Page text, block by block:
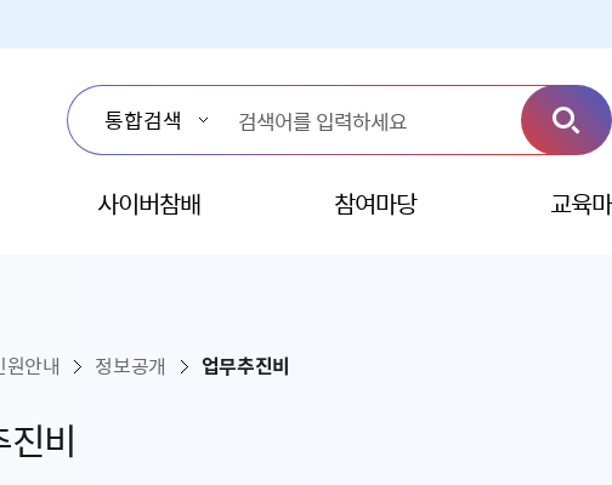
사이버참배 참여마당 교육
비
원안내 정보공개 업무추진비